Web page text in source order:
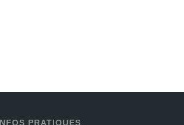
INFOS PRATIQUES